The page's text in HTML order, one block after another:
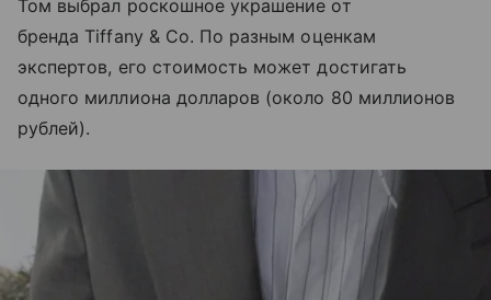
Том выбрал роскошное украшение от
бренда Tiffany & Co. По разным оценкам
экспертов, его стоимость может достигать
одного миллиона долларов (около 80 миллионов
рублей).